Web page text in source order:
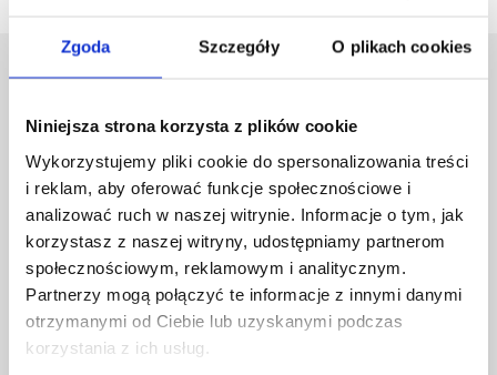
Zgoda Szczegóły O plikach cookies
Niniejsza strona korzysta z plików cookie
Wykorzystujemy pliki cookie do spersonalizowania treści
i reklam, aby oferować funkcje społecznościowe i
analizować ruch w naszej witrynie. Informacje o tym, jak
korzystasz z naszej witryny, udostępniamy partnerom
społecznościowym, reklamowym i analitycznym.
Partnerzy mogą połączyć te informacje z innymi danymi
otrzymanymi od Ciebie lub uzyskanymi podczas
korzystania z ich usług.
Uniwersytet Rzeszowski
35-959 Rzeszów
Pomiń
nawigację
przejdź
do
treści
Polityka prywatności
Mapa serwisu
Biblioteka
Wydawnictwo
Covid info
Studia podyplomowe
Praca na UR
Zamówienia publiczne